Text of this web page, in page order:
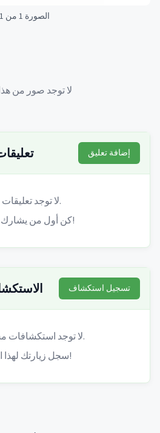
الصورة 1 من 1
لا توجد صور من
إضافة تعليق
لا توجد تعليقات بعد.
كن أول من يشارك تجربته!
تسجيل استكشاف
لا توجد استكشافات مسجلة بعد.
سجل زيارتك لهذا الكهف!